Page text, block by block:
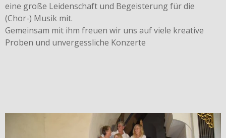
eine große Leidenschaft und Begeisterung für die
(Chor-) Musik mit.
Gemeinsam mit ihm freuen wir uns auf viele kreative
Proben und unvergessliche Konzerte